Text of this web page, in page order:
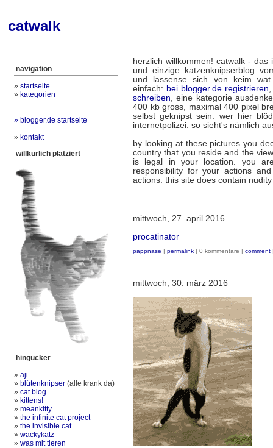
catwalk
navigation
» startseite
» kategorien
» blogger.de startseite
» kontakt
willkürlich platziert
hingucker
» aji
» blütenknipser (alle krank da)
» cat blog
» kittens!
» meankitty
» the infinite cat project
» the invisible cat
» wackykatz
» was mit tieren
herzlich willkommen! catwalk -
und einzige katzenknipserblog
und lassense sich von keim
einfach: bei blogger.de registrieren
schreiben, eine kategorie
400 kb gross, maximal 400 pixel
selbst geknipst sein. wer hier
internetpolizei. so sieht's nämlich
by looking at these pictures you
country that you reside and the
is legal in your location. you
responsibility for your actions
actions. this site does contain
mittwoch, 27. april 2016
procatinator
pappnase | permalink | 0 kommentare | comment
mittwoch, 30. märz 2016